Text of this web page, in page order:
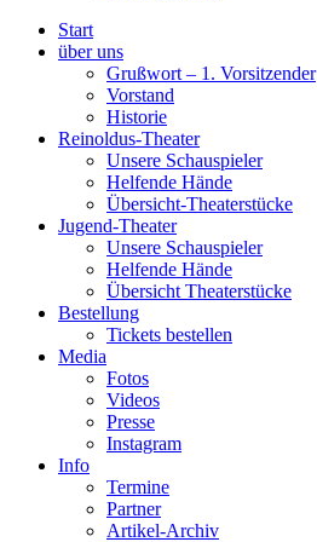
Start
über uns
Grußwort – 1. Vorsitzender
Vorstand
Historie
Reinoldus-Theater
Unsere Schauspieler
Helfende Hände
Übersicht-Theaterstücke
Jugend-Theater
Unsere Schauspieler
Helfende Hände
Übersicht Theaterstücke
Bestellung
Tickets bestellen
Media
Fotos
Videos
Presse
Instagram
Info
Termine
Partner
Artikel-Archiv